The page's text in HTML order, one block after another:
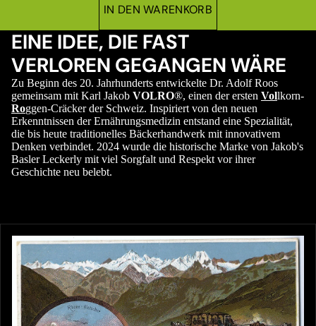
IN DEN WARENKORB
EINE IDEE, DIE FAST
VERLOREN GEGANGEN WÄRE
Zu Beginn des 20. Jahrhunderts entwickelte Dr. Adolf Roos
gemeinsam mit Karl Jakob VOLRO®, einen der ersten Vollkorn-
Roggen-Cräcker der Schweiz. Inspiriert von den neuen
Erkenntnissen der Ernährungsmedizin entstand eine Spezialität,
die bis heute traditionelles Bäckerhandwerk mit innovativem
Denken verbindet. 2024 wurde die historische Marke von Jakob's
Basler Leckerly mit viel Sorgfalt und Respekt vor ihrer
Geschichte neu belebt.